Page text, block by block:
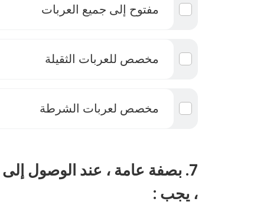
مفتوح إلى جميع العربات
مخصص للعربات الثقيلة
مخصص لعربات الشرطة
7. بصفة عامة ، عند الوصول
، يجب :